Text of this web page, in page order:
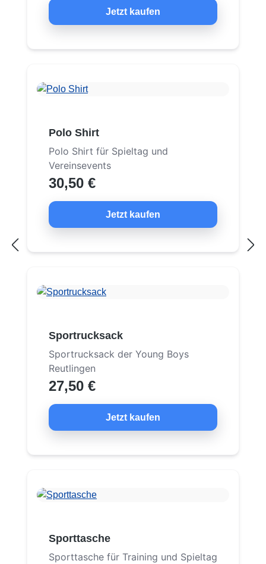
Jetzt kaufen
Polo Shirt
Polo Shirt für Spieltag und
Vereinsevents
30,50 €
Jetzt kaufen
Sportrucksack
Sportrucksack der Young Boys
Reutlingen
27,50 €
Jetzt kaufen
Sporttasche
Sporttasche für Training und Spieltag